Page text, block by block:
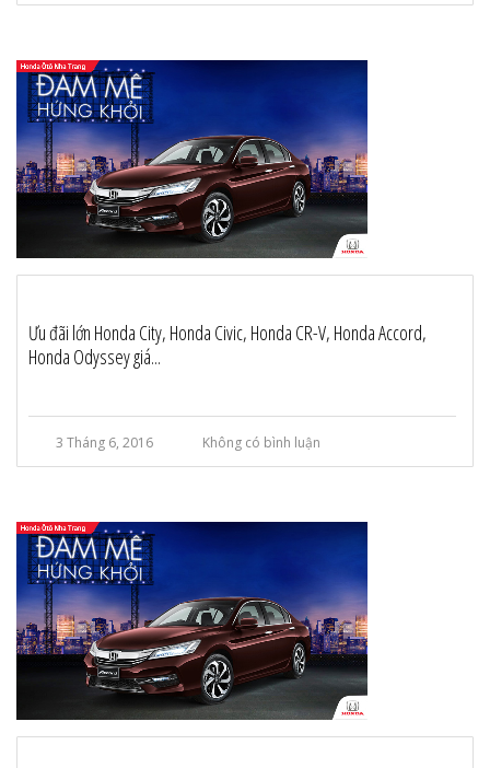
Ưu đãi lớn Honda City, Honda Civic, Honda CR-V, Honda Accord,
Honda Odyssey giá...
3 Tháng 6, 2016 Không có bình luận